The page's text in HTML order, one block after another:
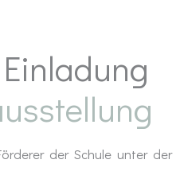
der Schule unter der